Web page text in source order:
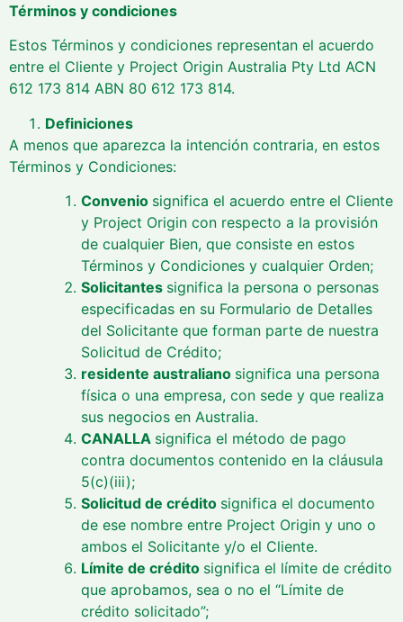
Términos y condiciones
Estos Términos y condiciones representan el acuerdo
entre el Cliente y Project Origin Australia Pty Ltd ACN
612 173 814 ABN 80 612 173 814.
Definiciones
A menos que aparezca la intención contraria, en estos
Términos y Condiciones:
Convenio significa el acuerdo entre el Cliente
y Project Origin con respecto a la provisión
de cualquier Bien, que consiste en estos
Términos y Condiciones y cualquier Orden;
Solicitantes significa la persona o personas
especificadas en su Formulario de Detalles
del Solicitante que forman parte de nuestra
Solicitud de Crédito;
residente australiano significa una persona
física o una empresa, con sede y que realiza
sus negocios en Australia.
CANALLA significa el método de pago
contra documentos contenido en la cláusula
5(c)(iii);
Solicitud de crédito significa el documento
de ese nombre entre Project Origin y uno o
ambos el Solicitante y/o el Cliente.
Límite de crédito significa el límite de crédito
que aprobamos, sea o no el “Límite de
crédito solicitado”;